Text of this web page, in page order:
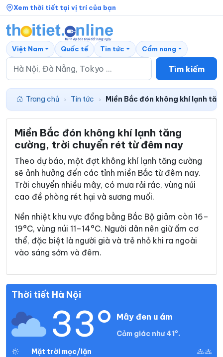
Xem thời tiết tại vị trí của bạn
Tìm kiếm
Việt Nam Quốc tế Tin tức Cẩm nang
Trang chủ › Tin tức › Miền Bắc đón không khí lạnh
Miền Bắc đón không khí lạnh tăng
cường, trời chuyển rét từ đêm nay
Theo dự báo, một đợt không khí lạnh tăng cường
sẽ ảnh hưởng đến các tỉnh miền Bắc từ đêm nay.
Trời chuyển nhiều mây, có mưa rải rác, vùng núi
cao đề phòng rét hại và sương muối.
Nền nhiệt khu vực đồng bằng Bắc Bộ giảm còn 16–
19°C, vùng núi 11–14°C. Người dân nên giữ ấm cơ
thể, đặc biệt là người già và trẻ nhỏ khi ra ngoài
vào sáng sớm và đêm.
Thời tiết Hà Nội
33° Mây đen u ám
Cảm giác như 41°.
Mặt trời mọc/lặn